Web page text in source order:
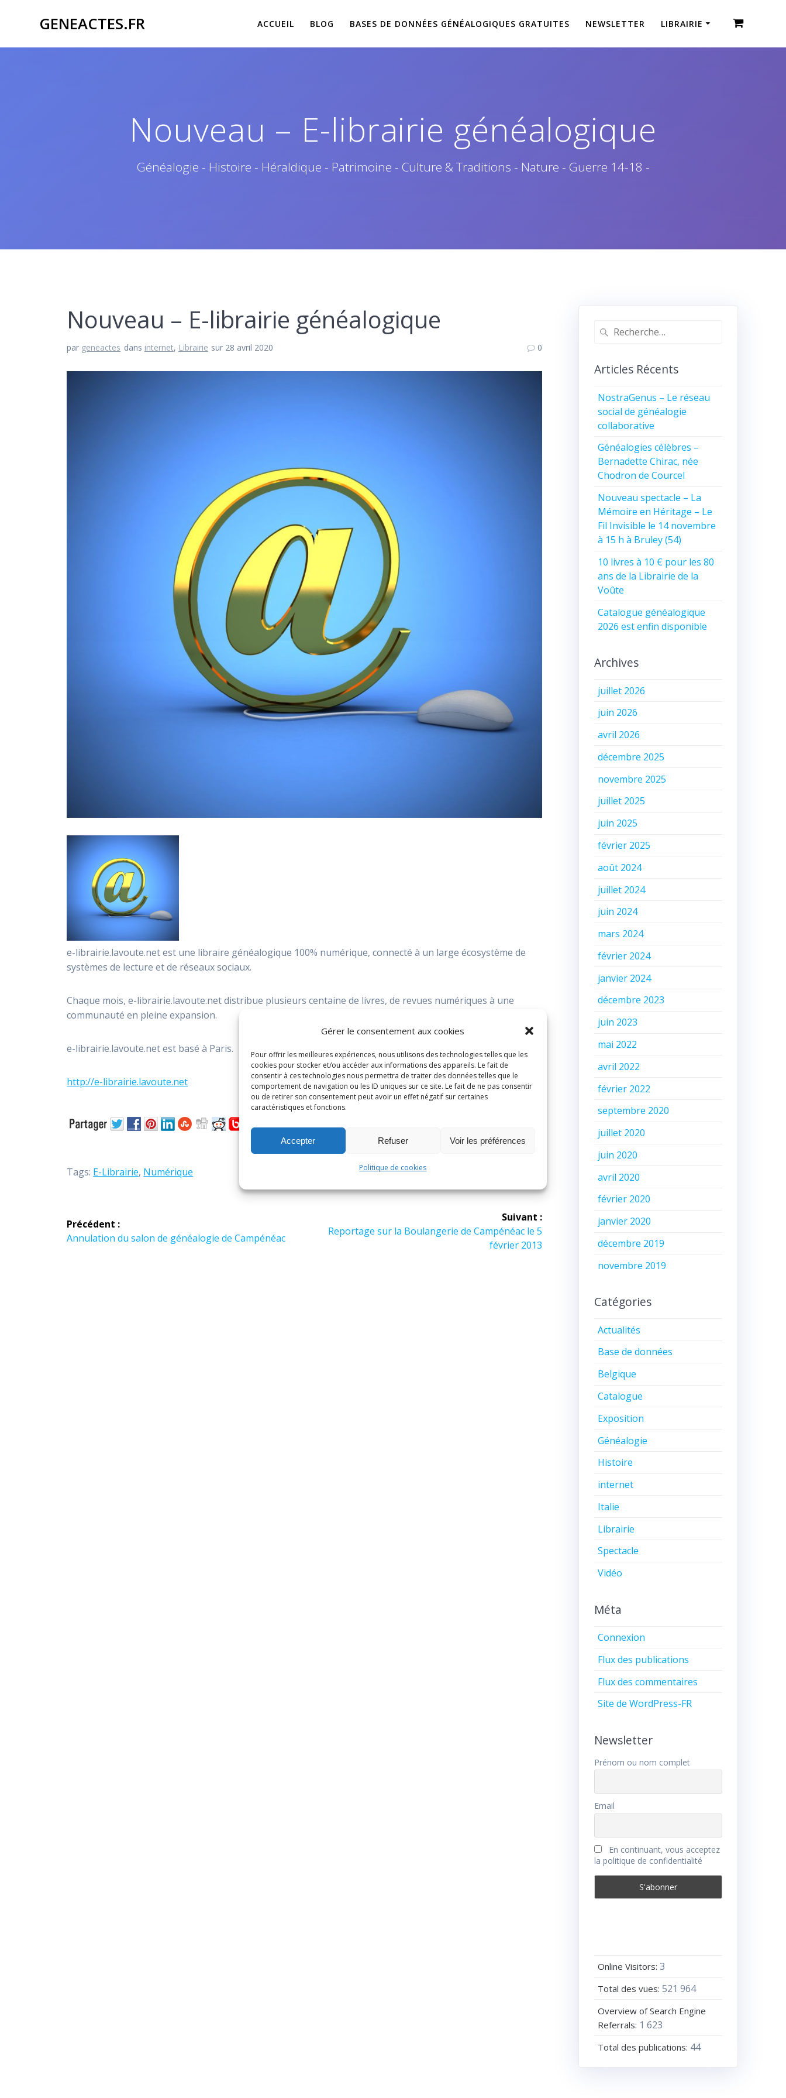
Gérer le consentement aux cookies
Pour offrir les meilleures expériences, nous utilisons des technologies telles que les
cookies pour stocker et/ou accéder aux informations des appareils. Le fait de
consentir à ces technologies nous permettra de traiter des données telles que le
comportement de navigation ou les ID uniques sur ce site. Le fait de ne pas consentir
ou de retirer son consentement peut avoir un effet négatif sur certaines
caractéristiques et fonctions.
Accepter Refuser Voir les préférences
Politique de cookies
GENEACTES.FR ACCUEIL BLOG BASES DE DONNÉES GÉNÉALOGIQUES GRATUITES NEWSLETTER LIBRAIRIE
Nouveau – E-librairie généalogique
Généalogie - Histoire - Héraldique - Patrimoine - Culture & Traditions - Nature - Guerre 14-18 -
Nouveau – E-librairie généalogique
par geneactes dans internet, Librairie sur 28 avril 2020 0
e-librairie.lavoute.net est une libraire généalogique 100% numérique, connecté à un large écosystème de
systèmes de lecture et de réseaux sociaux.
Chaque mois, e-librairie.lavoute.net distribue plusieurs centaine de livres, de revues numériques à une
communauté en pleine expansion.
e-librairie.lavoute.net est basé à Paris.
http://e-librairie.lavoute.net
Tags: E-Librairie, Numérique
de
Précédent :
Article
Annulation du salon de généalogie de Campénéac
Suivant :
Article
Reportage sur la Boulangerie de Campénéac le 5
février 2013
Recherche
Articles Récents
NostraGenus – Le réseau
social de généalogie
collaborative
Généalogies célèbres –
Bernadette Chirac, née
Chodron de Courcel
Nouveau spectacle – La
Mémoire en Héritage – Le
Fil Invisible le 14 novembre
à 15 h à Bruley (54)
10 livres à 10 € pour les 80
ans de la Librairie de la
Voûte
Catalogue généalogique
2026 est enfin disponible
Archives
juillet 2026
juin 2026
avril 2026
décembre 2025
novembre 2025
juillet 2025
juin 2025
février 2025
août 2024
juillet 2024
juin 2024
mars 2024
février 2024
janvier 2024
décembre 2023
juin 2023
mai 2022
avril 2022
février 2022
septembre 2020
juillet 2020
juin 2020
avril 2020
février 2020
janvier 2020
décembre 2019
novembre 2019
Catégories
Actualités
Base de données
Belgique
Catalogue
Exposition
Généalogie
Histoire
internet
Italie
Librairie
Spectacle
Vidéo
Méta
Connexion
Flux des publications
Flux des commentaires
Site de WordPress-FR
Newsletter
Prénom ou nom complet
Email
En continuant, vous acceptez
la politique de confidentialité
Online Visitors:3
Total des vues:521 964
Overview of Search Engine
Referrals: 1 623
Total des publications: 44